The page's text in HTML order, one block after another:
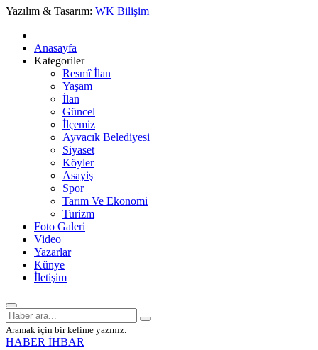
Yazılım & Tasarım: WK Bilişim
Anasayfa
Kategoriler
Resmî İlan
Yaşam
İlan
Güncel
İlçemiz
Ayvacık Belediyesi
Siyaset
Köyler
Asayiş
Spor
Tarım Ve Ekonomi
Turizm
Foto Galeri
Video
Yazarlar
Künye
İletişim
Aramak için bir kelime yazınız.
HABER İHBAR